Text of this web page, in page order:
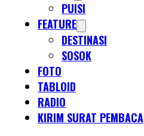
PUISI
FEATURE
DESTINASI
SOSOK
FOTO
TABLOID
RADIO
KIRIM SURAT PEMBACA